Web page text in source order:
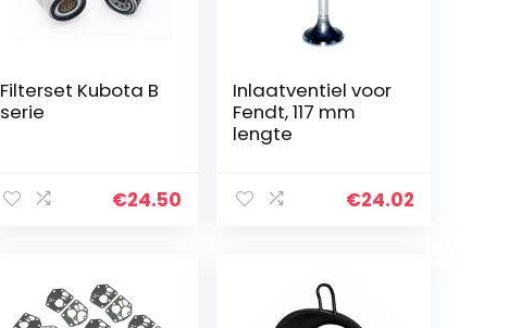
Filterset Kubota B
serie
€24.50
Inlaatventiel voor
Fendt, 117 mm
lengte
€24.02